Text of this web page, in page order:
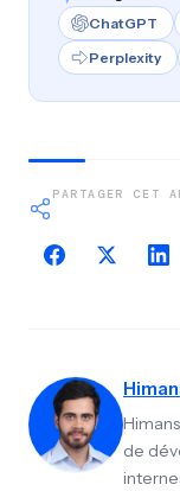
ChatGPT
Perplexity
PARTAGER CET
de